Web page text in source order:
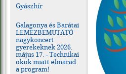
Gyászhír
Galagonya és Barátai
LEMEZBEMUTATÓ
nagykoncert
gyerekeknek 2026.
május 17. - Technikai
okok miatt elmarad
a program!